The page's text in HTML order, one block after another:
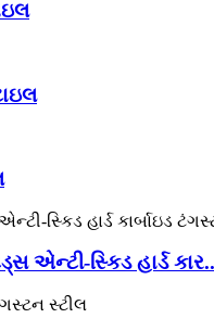
સ્કિડ હાર્ડ